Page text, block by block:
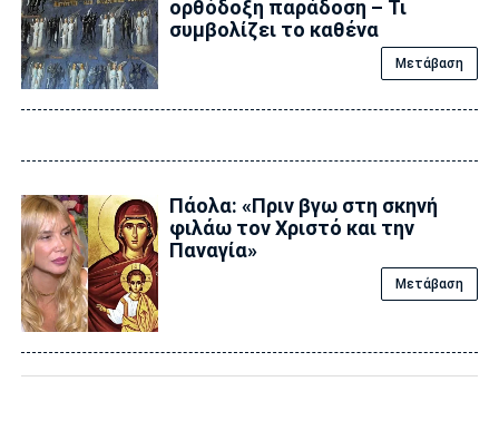
ορθόδοξη παράδοση – Τι
συμβολίζει το καθένα
Μετάβαση
Πάολα: «Πριν βγω στη σκηνή
φιλάω τον Χριστό και την
Παναγία»
Μετάβαση